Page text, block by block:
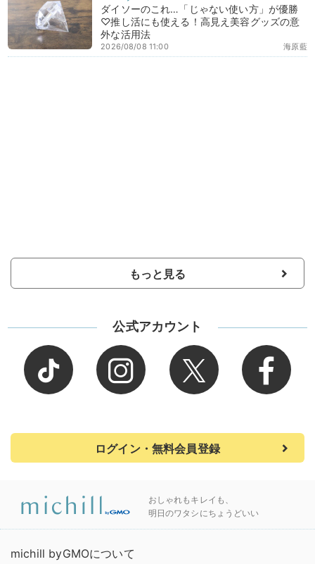
ダイソーのこれ…「じゃない使い方」が優勝
♡推し活にも使える！高見え美容グッズの意
外な活用法
海原藍
2026/08/08 11:00
もっと見る
公式アカウント
ログイン・無料会員登録
おしゃれもキレイも、
明日のワタシにちょうどいい
michill byGMOについて